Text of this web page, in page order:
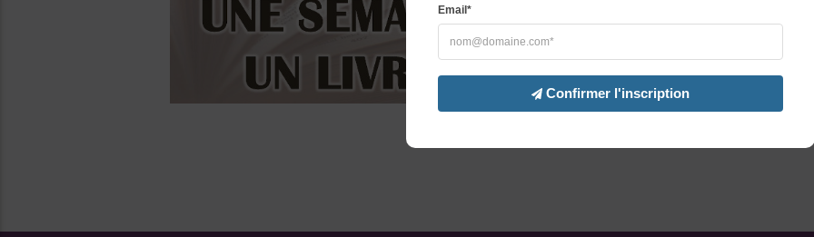
Email*
Confirmer l'inscription